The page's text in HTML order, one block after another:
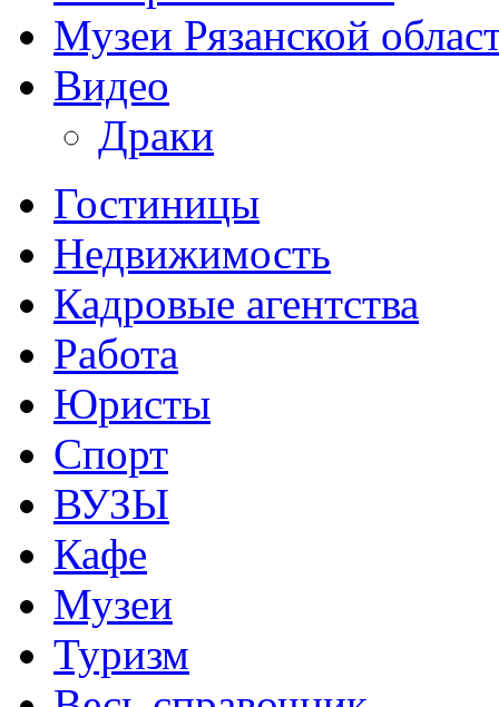
Музеи Рязанской
Видео
Драки
Гостиницы
Недвижимость
Кадровые агентства
Работа
Юристы
Спорт
ВУЗЫ
Кафе
Музеи
Туризм